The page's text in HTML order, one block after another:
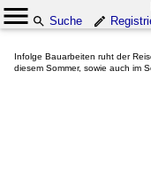
Suche
Infolge Bauarbeiten ruht der
diesem Sommer, sowie auch im